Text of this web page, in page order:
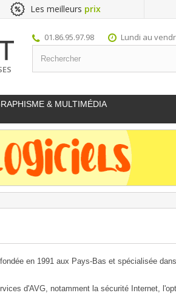
Les meilleurs prix
01.86.95.97.98 Lundi au
& MULTIMÉDIA
en 1991 aux Pays-Bas et spécialisée
d'AVG, notamment la sécurité Internet,